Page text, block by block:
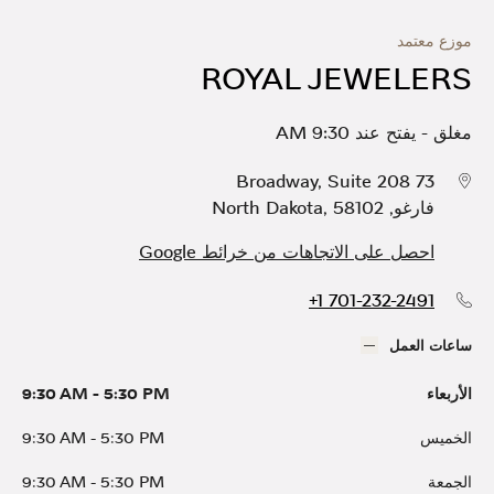
موزع معتمد
ROYAL JEWELERS
مغلق - يفتح عند 9:30 AM
73 Broadway, Suite 208
فارغو,
North Dakota, 58102
احصل على الاتجاهات من خرائط Google
+1 701-232-2491
ساعات العمل
الأربعاء 9:30 AM - 5:30 PM
الخميس
9:30 AM - 5:30 PM
الجمعة
9:30 AM - 5:30 PM